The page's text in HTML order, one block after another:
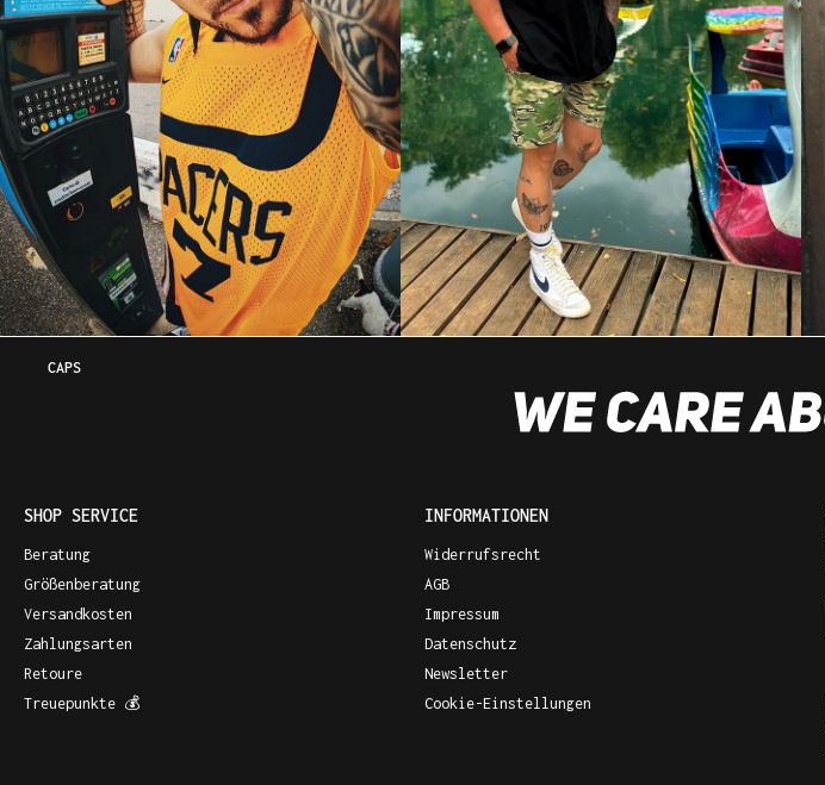
CAPS
SHOP SERVICE
Beratung
Größenberatung
Versandkosten
Zahlungsarten
Retoure
Treuepunkte 💰
INFORMATIONEN
Widerrufsrecht
AGB
Impressum
Datenschutz
Newsletter
Cookie-Einstellungen